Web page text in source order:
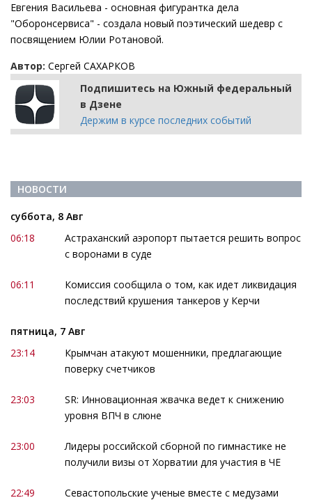
Евгения Васильева - основная фигурантка дела
"Оборонсервиса" - создала новый поэтический шедевр с
посвящением Юлии Ротановой.
Автор: Сергей САХАРКОВ
Подпишитесь на Южный федеральный
в Дзене
Держим в курсе последних событий
НОВОСТИ
суббота, 8 Авг
06:18
Астраханский аэропорт пытается решить вопрос
с воронами в суде
06:11
Комиссия сообщила о том, как идет ликвидация
последствий крушения танкеров у Керчи
пятница, 7 Авг
23:14
Крымчан атакуют мошенники, предлагающие
поверку счетчиков
23:03
SR: Инновационная жвачка ведет к снижению
уровня ВПЧ в слюне
23:00
Лидеры российской сборной по гимнастике не
получили визы от Хорватии для участия в ЧЕ
22:49
Севастопольские ученые вместе с медузами